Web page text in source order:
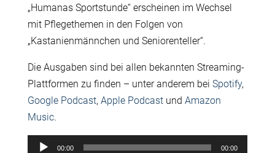
„Humanas Sportstunde“ erscheinen im Wechsel
mit Pflegethemen in den Folgen von
„Kastanienmännchen und Seniorenteller“.
Die Ausgaben sind bei allen bekannten Streaming-
Plattformen zu finden – unter anderem bei Spotify,
Google Podcast, Apple Podcastund Amazon
Music.
Audio-
00:00 00:00